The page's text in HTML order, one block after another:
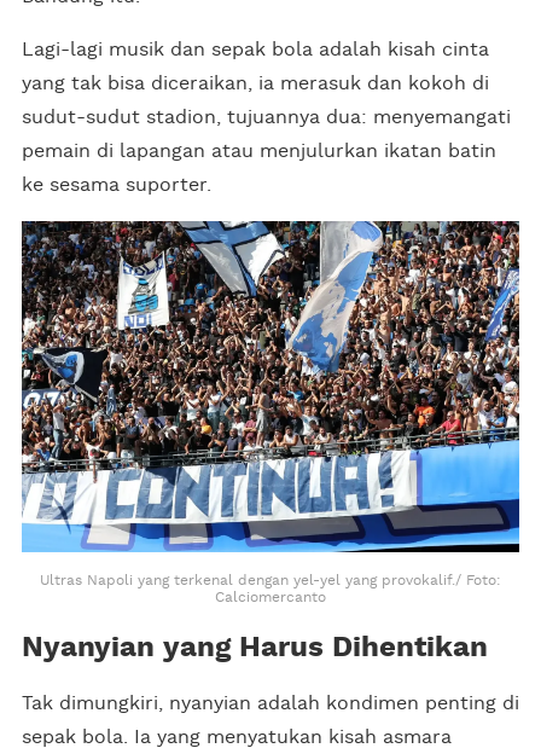
Lagi-lagi musik dan sepak bola adalah kisah cinta
yang tak bisa diceraikan, ia merasuk dan kokoh di
sudut-sudut stadion, tujuannya dua: menyemangati
pemain di lapangan atau menjulurkan ikatan batin
ke sesama suporter.
Ultras Napoli yang terkenal dengan yel-yel yang provokalif./ Foto:
Calciomercanto
Nyanyian yang Harus Dihentikan
Tak dimungkiri, nyanyian adalah kondimen penting di
sepak bola. Ia yang menyatukan kisah asmara